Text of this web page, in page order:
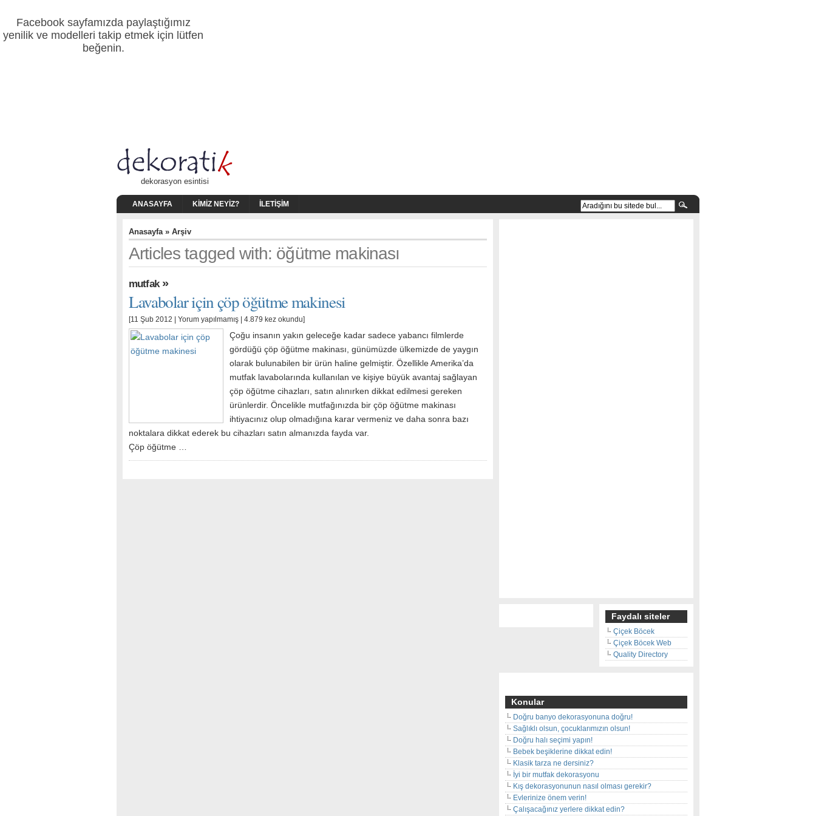
Facebook sayfamızda paylaştığımız
yenilik ve modelleri takip etmek için lütfen
beğenin.
dekorasyon esintisi
ANASAYFA KIMIZ NEYIZ? İLETIŞIM
Anasayfa» Arşiv
Articles tagged with: öğütme makinası
mutfak»
Lavabolar için çöp öğütme makinesi
[11 Şub 2012 | Yorum yapılmamış | 4.879 kez okundu]
Çoğu insanın yakın geleceğe kadar sadece yabancı filmlerde
gördüğü çöp öğütme makinası, günümüzde ülkemizde de yaygın
olarak bulunabilen bir ürün haline gelmiştir. Özellikle Amerika’da
mutfak lavabolarında kullanılan ve kişiye büyük avantaj sağlayan
çöp öğütme cihazları, satın alınırken dikkat edilmesi gereken
ürünlerdir. Öncelikle mutfağınızda bir çöp öğütme makinası
ihtiyacınız olup olmadığına karar vermeniz ve daha sonra bazı
noktalara dikkat ederek bu cihazları satın almanızda fayda var.
Çöp öğütme …
Faydalı siteler
Çiçek Böcek
Çiçek Böcek Web
Quality Directory
Konular
Doğru banyo dekorasyonuna doğru!
Sağlıklı olsun, çocuklarımızın olsun!
Doğru halı seçimi yapın!
Bebek beşiklerine dikkat edin!
Klasik tarza ne dersiniz?
İyi bir mutfak dekorasyonu
Kış dekorasyonunun nasıl olması gerekir?
Evlerinize önem verin!
Çalışacağınız yerlere dikkat edin?